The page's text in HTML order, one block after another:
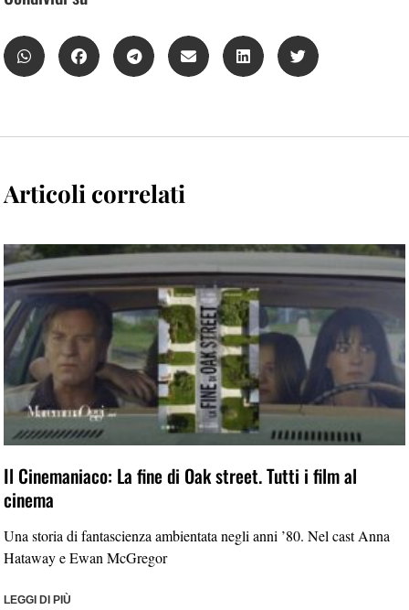
Articoli correlati
Il Cinemaniaco: La fine di Oak street. Tutti i film al
cinema
Una storia di fantascienza ambientata negli anni ’80. Nel cast Anna
Hataway e Ewan McGregor
LEGGI DI PIÙ